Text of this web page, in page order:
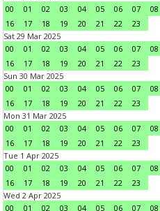
00
01 02 03 04 05 06 07 08
16
17 18 19 20 21 22
23
Sat 29 Mar 2025
00
01 02 03 04 05 06 07 08
16
17 18 19 20 21 22
23
Sun 30 Mar 2025
00
01 02 03 04 05 06 07 08
16
17 18 19 20 21 22
23
Mon 31 Mar 2025
00
01 02 03 04 05 06 07 08
16
17 18 19 20 21 22
23
Tue 1 Apr 2025
00
01 02 03 04 05 06 07 08
16
17 18 19 20 21 22
23
Wed 2 Apr 2025
00
01 02 03 04 05 06 07 08